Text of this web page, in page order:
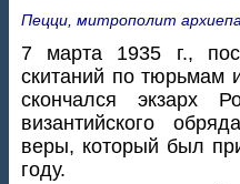
Пецци, митрополит
7 марта 1935 г.,
скитаний по тюрьмам
скончался экзарх
византийского
веры, который был
году.